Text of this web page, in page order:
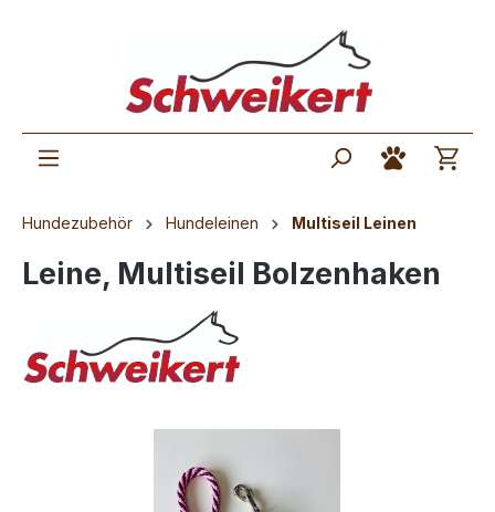
Hundezubehör Hundeleinen Multiseil Leinen
Leine, Multiseil Bolzenhaken